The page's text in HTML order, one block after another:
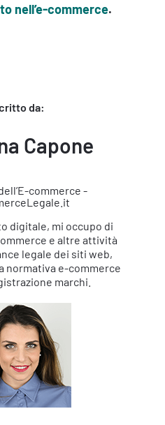
nell’e-commerce.
da:
Capone
commerce -
digitale, mi occupo di
e altre attività
legale dei siti web,
normativa e-commerce
marchi.